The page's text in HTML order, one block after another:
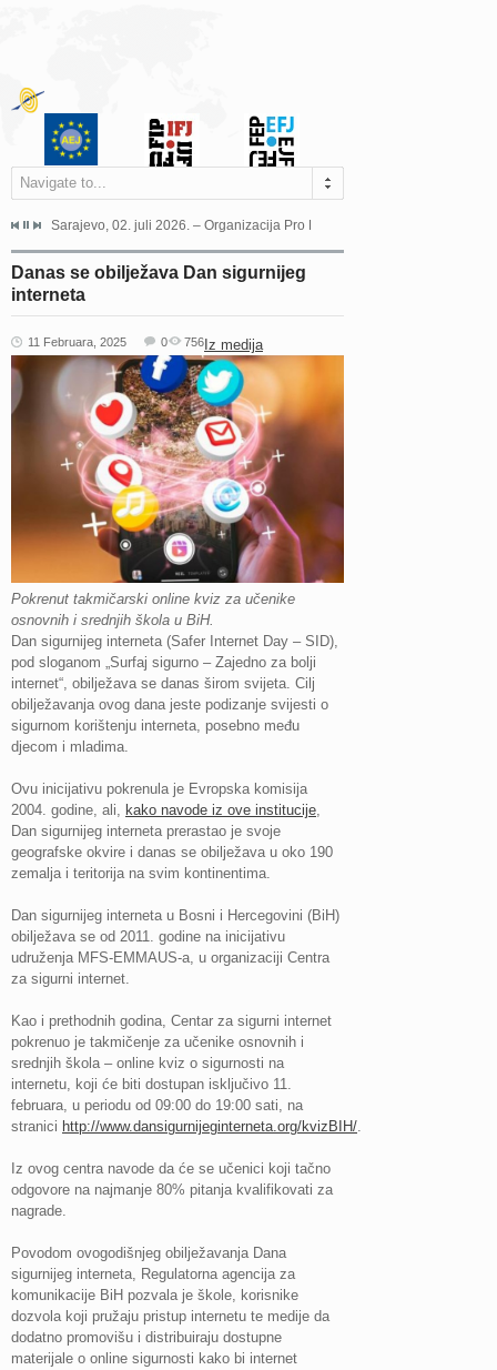
Navigate to...
Grada Sarajeva povodom Dana Sarajeva dugogodišnjoj...
Sarajevo, 02. juli 2026. – Organizacija Pro Educa juče je uspješno
Danas se obilježava Dan sigurnijeg
interneta
11 Februara, 2025 Iz medija
0 756
Pokrenut takmičarski online kviz za učenike
osnovnih i srednjih škola u BiH.
Dan sigurnijeg interneta (Safer Internet Day – SID),
pod sloganom „Surfaj sigurno – Zajedno za bolji
internet“, obilježava se danas širom svijeta. Cilj
obilježavanja ovog dana jeste podizanje svijesti o
sigurnom korištenju interneta, posebno među
djecom i mladima.
Ovu inicijativu pokrenula je Evropska komisija
2004. godine, ali, kako navode iz ove institucije,
Dan sigurnijeg interneta prerastao je svoje
geografske okvire i danas se obilježava u oko 190
zemalja i teritorija na svim kontinentima.
Dan sigurnijeg interneta u Bosni i Hercegovini (BiH)
obilježava se od 2011. godine na inicijativu
udruženja MFS-EMMAUS-a, u organizaciji Centra
za sigurni internet.
Kao i prethodnih godina, Centar za sigurni internet
pokrenuo je takmičenje za učenike osnovnih i
srednjih škola – online kviz o sigurnosti na
internetu, koji će biti dostupan isključivo 11.
februara, u periodu od 09:00 do 19:00 sati, na
stranici http://www.dansigurnijeginterneta.org/kvizBIH/.
Iz ovog centra navode da će se učenici koji tačno
odgovore na najmanje 80% pitanja kvalifikovati za
nagrade.
Povodom ovogodišnjeg obilježavanja Dana
sigurnijeg interneta, Regulatorna agencija za
komunikacije BiH pozvala je škole, korisnike
dozvola koji pružaju pristup internetu te medije da
dodatno promovišu i distribuiraju dostupne
materijale o online sigurnosti kako bi internet